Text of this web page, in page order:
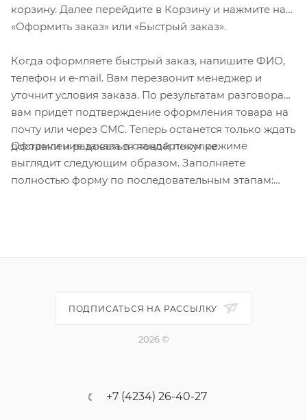
корзину. Далее перейдите в Корзину и нажмите на
«Оформить заказ» или «Быстрый заказ».
Когда оформляете быстрый заказ, напишите ФИО,
телефон и e-mail. Вам перезвонит менеджер и
уточнит условия заказа. По результатам разговора
вам придет подтверждение оформления товара на
почту или через СМС. Теперь останется только ждать
доставки и радоваться новой покупке.
Оформление заказа в стандартном режиме
выглядит следующим образом. Заполняете
полностью форму по последовательным этапам:
ПОДПИСАТЬСЯ НА РАССЫЛКУ
2026 ©
+7 (4234) 26-40-27